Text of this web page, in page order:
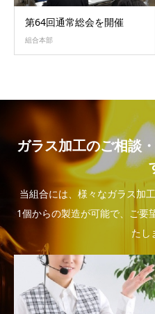
第64回通常総会を開催
組合本部
ガラス加工のご相談
当組合には、様々なガラス加
1個からの製造が可能で、ご要
たし